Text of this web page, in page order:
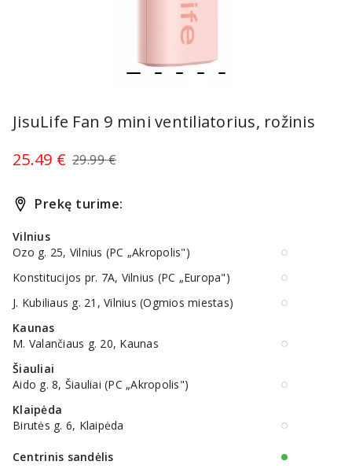
JisuLife Fan 9 mini ventiliatorius, rožinis
25.49 € 29.99 €
Prekę turime:
Vilnius
Ozo g. 25, Vilnius (PC „Akropolis")
Konstitucijos pr. 7A, Vilnius (PC „Europa")
J. Kubiliaus g. 21, Vilnius (Ogmios miestas)
Kaunas
M. Valančiaus g. 20, Kaunas
Šiauliai
Aido g. 8, Šiauliai (PC „Akropolis")
Klaipėda
Birutės g. 6, Klaipėda
Centrinis sandėlis